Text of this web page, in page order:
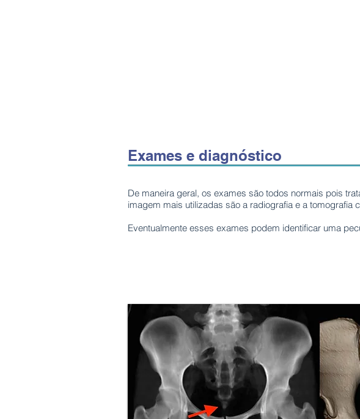
Exames e diagnóstico
De maneira geral, os exames são todos normais pois
imagem mais utilizadas são a radiografia e a
Eventualmente esses exames podem identificar uma